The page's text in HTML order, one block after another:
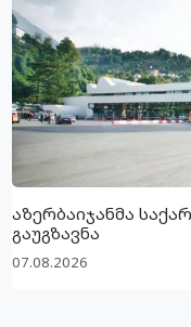
აზერბაიჯანმა
გაუგზავნა
07.08.2026